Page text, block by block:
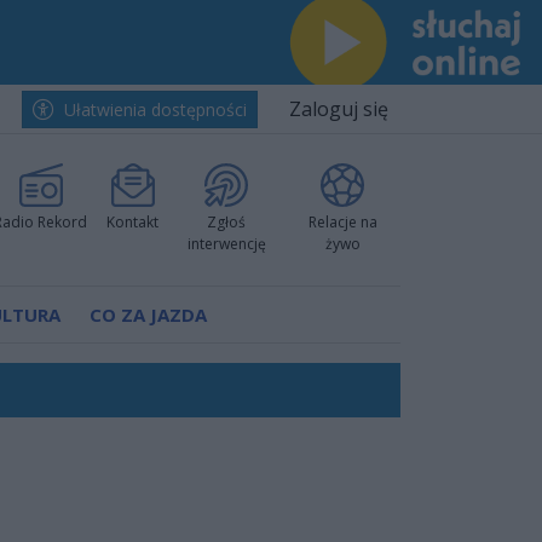
Ułatwienia dostępności Zaloguj się
Rekord Kontakt
Zgłoś
interwencję
Relacje na
żywo
CO ZA JAZDA